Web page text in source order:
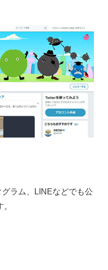
ラム、LINEなどでも公